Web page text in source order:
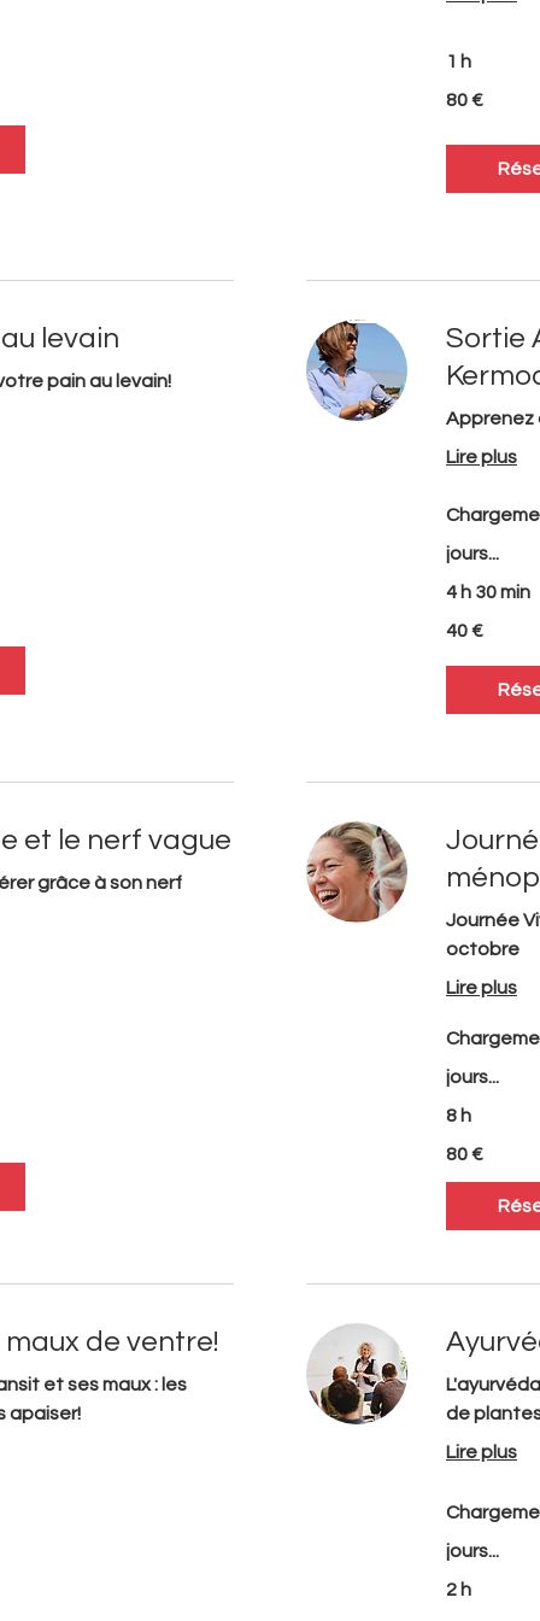
1 h
euros
80 €
levain
pain au levain!
Sortie
Apprenez
Lire plus
jours...
4 h 30 min
euros
40 €
et le nerf vague
grâce à son nerf
Journée
octobre
Lire plus
jours...
8 h
euros
80 €
de ventre!
et ses maux : les
apaiser!
de
Lire plus
jours...
2 h